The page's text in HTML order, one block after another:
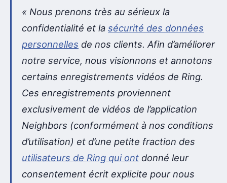
« Nous prenons très au sérieux la
confidentialité et la sécurité des données
personnelles de nos clients. Afin d’améliorer
notre service, nous visionnons et annotons
certains enregistrements vidéos de Ring.
Ces enregistrements proviennent
exclusivement de vidéos de l’application
Neighbors (conformément à nos conditions
d’utilisation) et d’une petite fraction des
utilisateurs de Ring qui ont donné leur
consentement écrit explicite pour nous